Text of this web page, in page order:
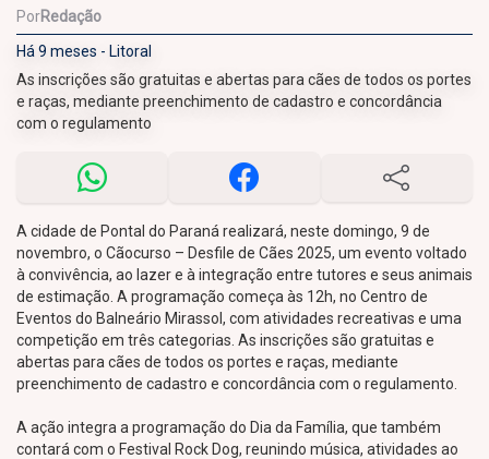
PorRedação
Há 9 meses - Litoral
As inscrições são gratuitas e abertas para cães de todos os portes
e raças, mediante preenchimento de cadastro e concordância
com o regulamento
A cidade de Pontal do Paraná realizará, neste domingo, 9 de
novembro, o Cãocurso – Desfile de Cães 2025, um evento voltado
à convivência, ao lazer e à integração entre tutores e seus animais
de estimação. A programação começa às 12h, no Centro de
Eventos do Balneário Mirassol, com atividades recreativas e uma
competição em três categorias. As inscrições são gratuitas e
abertas para cães de todos os portes e raças, mediante
preenchimento de cadastro e concordância com o regulamento.
A ação integra a programação do Dia da Família, que também
contará com o Festival Rock Dog, reunindo música, atividades ao